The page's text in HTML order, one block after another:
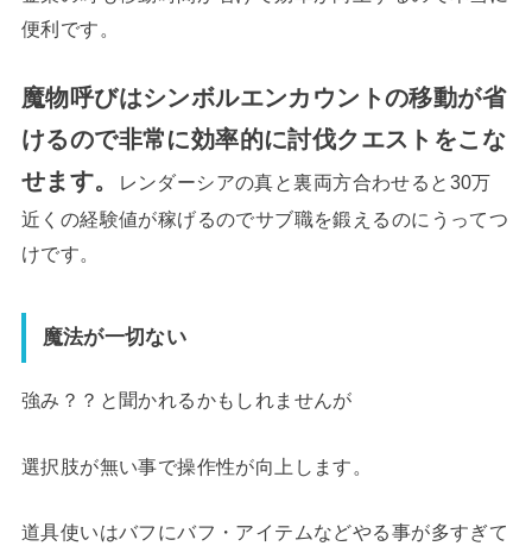
便利です。
魔物呼びはシンボルエンカウントの移動が省
けるので非常に効率的に討伐クエストをこな
せます。
レンダーシアの真と裏両方合わせると30万
近くの経験値が稼げるのでサブ職を鍛えるのにうってつ
けです。
魔法が一切ない
強み？？と聞かれるかもしれませんが
選択肢が無い事で操作性が向上します。
道具使いはバフにバフ・アイテムなどやる事が多すぎて